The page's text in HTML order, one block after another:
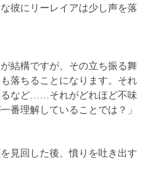
彼にリーレイアは少し声を落
結構ですが、その立ち振る舞
落ちることになります。それ
るなど……それがどれほど不味
番理解していることでは？」
見回した後、憤りを吐き出す